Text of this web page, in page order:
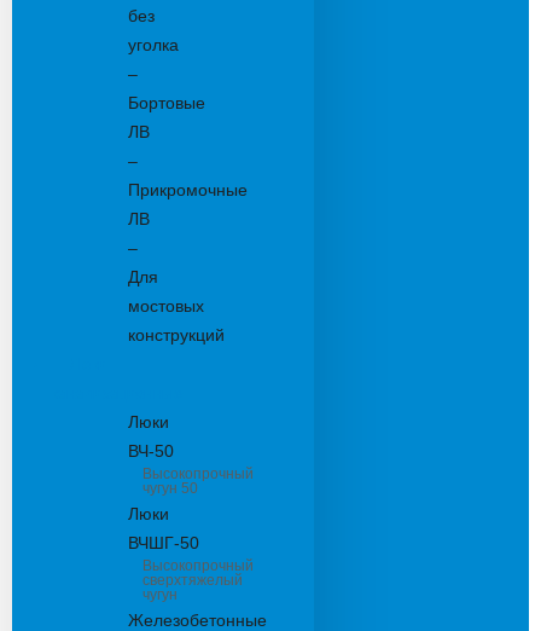
без
уголка
–
Бортовые
ЛВ
–
Прикромочные
ЛВ
–
Для
мостовых
конструкций
Люки
ВЧ-50
Высокопрочный
чугун 50
Люки
ВЧШГ-50
Высокопрочный
сверхтяжелый
чугун
Железобетонные